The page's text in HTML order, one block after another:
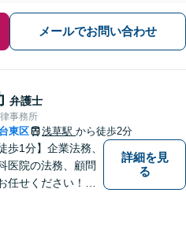
メールでお問い合わせ
弁護士
事務所
台東区 浅草駅 から徒歩2分
歩1分】企業法務、
医院の法務、顧問
任せください！労
詳細を見
る